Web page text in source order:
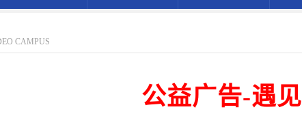
CAMPUS
公益广告-遇见